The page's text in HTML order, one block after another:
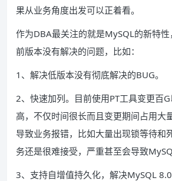
果从业务角度出发可以正着看。
作为DBA最关注的就是MySQL的新特
前版本没有解决的问题，比如：
1、解决低版本没有彻底解决的BUG。
2、快速加列。目前使用PT工具变更百
高，不仅时间很长而且变更期间占用大
导致业务报错，比如大量出现锁等待和
务还是很难接受，严重甚至会导致
3、支持自增值持久化，解决MySQL